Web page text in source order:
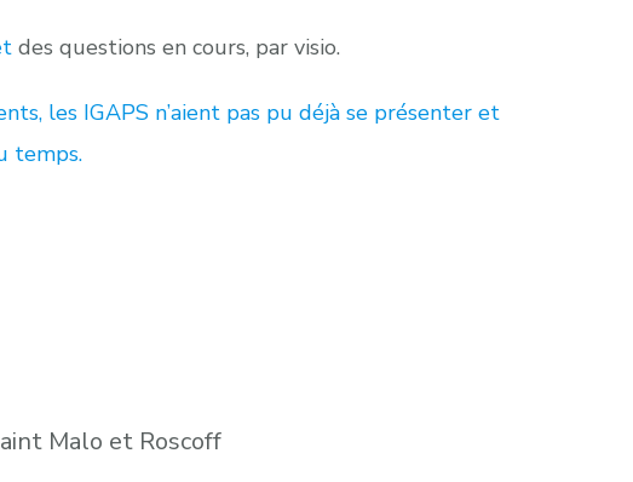
des questions en cours, par visio.
les IGAPS n’aient pas pu déjà se présenter et
temps.
Malo et Roscoff